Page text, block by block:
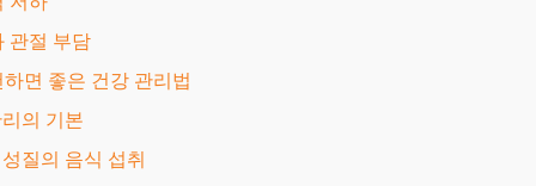
관절 부담
하면 좋은 건강 관리법
리의 기본
성질의 음식 섭취